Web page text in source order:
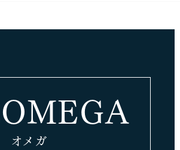
オメガ